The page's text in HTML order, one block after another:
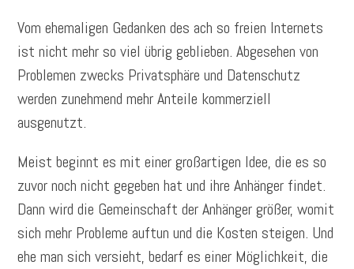
Vom ehemaligen Gedanken des ach so freien Internets
ist nicht mehr so viel übrig geblieben. Abgesehen von
Problemen zwecks Privatsphäre und Datenschutz
werden zunehmend mehr Anteile kommerziell
ausgenutzt.
Meist beginnt es mit einer großartigen Idee, die es so
zuvor noch nicht gegeben hat und ihre Anhänger findet.
Dann wird die Gemeinschaft der Anhänger größer, womit
sich mehr Probleme auftun und die Kosten steigen. Und
ehe man sich versieht, bedarf es einer Möglichkeit, die